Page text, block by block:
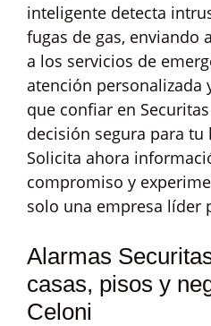
inteligente detecta
fugas de gas, enviando
a los servicios de
atención personalizada
que confiar en
decisión segura para tu
Solicita ahora
compromiso y
solo una empresa líder
Alarmas
casas, pisos y
Celoni